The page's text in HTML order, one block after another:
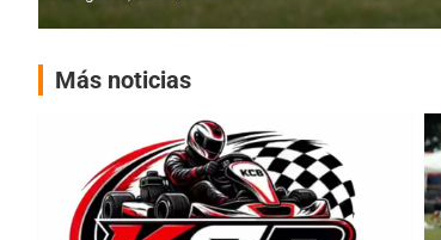
Más noticias